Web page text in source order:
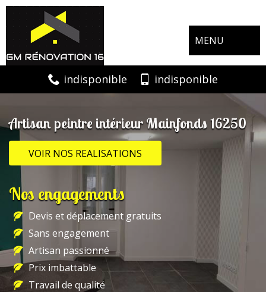
MENU
indisponible indisponible
Artisan peintre intérieur Mainfonds 16250
VOIR NOS REALISATIONS
Nos engagements
Devis et déplacement gratuits
Sans engagement
Artisan passionné
Prix imbattable
Travail de qualité